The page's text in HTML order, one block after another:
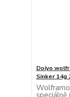
Doiyo
Sinker 14g
speciálně